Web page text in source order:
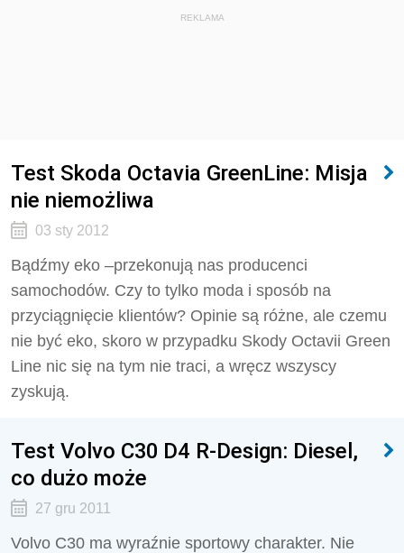
REKLAMA
Test Skoda Octavia GreenLine: Misja
nie niemożliwa
03 sty 2012
Bądźmy eko –przekonują nas producenci
samochodów. Czy to tylko moda i sposób na
przyciągnięcie klientów? Opinie są różne, ale czemu
nie być eko, skoro w przypadku Skody Octavii Green
Line nic się na tym nie traci, a wręcz wszyscy
zyskują.
Test Volvo C30 D4 R-Design: Diesel,
co dużo może
27 gru 2011
Volvo C30 ma wyraźnie sportowy charakter. Nie